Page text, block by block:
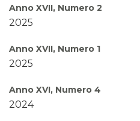
Anno XVII, Numero 2
2025
Anno XVII, Numero 1
2025
Anno XVI, Numero 4
2024